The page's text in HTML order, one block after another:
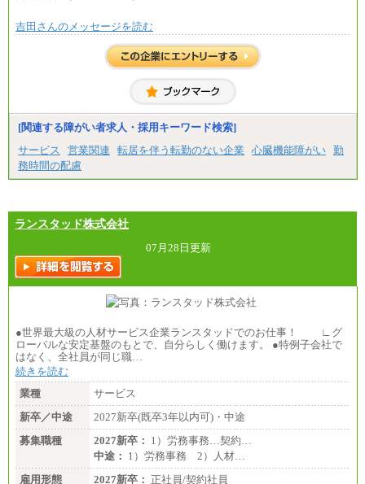
月給：25万3,400円～
※20時間を超過した場合は別途支給
中途：
(1)(2)月給：25万3400円～28万5900円
※20時間を超過した場合は別途支給
※試用期間中も給与に変更はございません
吉田さんのメッセージを読む
[関連する障がい者求人・採用キーワード検索]
サービス
営業関連 転居を伴う転勤のない企業 心臓機能障がい 勤
務時間の配慮
ランスタッド株式会社
07月28日更新
●世界最大級の人材サービス企業ランスタッドでのお仕事！ ∟グ
ローバルな安定基盤のもとで、自分らしく働けます。 ●特例子会社で
はなく、全社員が同じ職…
続きを読む
業種
サービス
新卒／中途
2027新卒(既卒3年以内可)・中途
募集職種
2027新卒： 1）労務事務…契約…
中途： 1）労務事務 2）人材…
雇用形態
2027新卒： 正社員/契約社員